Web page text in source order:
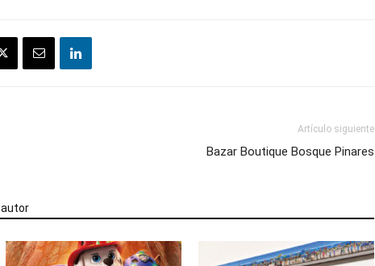
Artículo siguiente
Bazar Boutique Bosque Pinares
autor